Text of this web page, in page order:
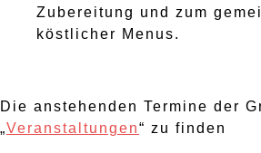
Zubereitung und zum
köstlicher Menus.
Die anstehenden Termine der
„Veranstaltungen“ zu finden